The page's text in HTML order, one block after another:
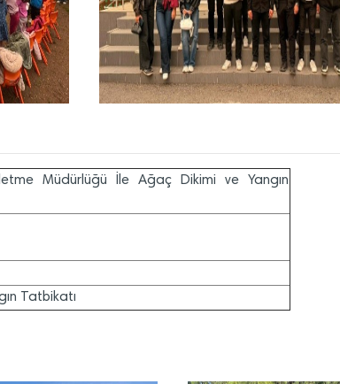
Müdürlüğü İle Ağaç Dikimi ve Yangın
Tatbikatı